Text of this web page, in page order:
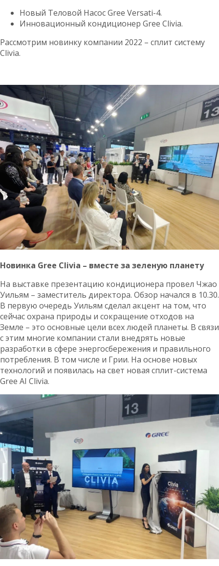
Новый Теловой Насос Gree Versati-4.
Инновационный кондиционер Gree Сlivia.
Рассмотрим новинку компании 2022 – сплит систему
Сliviа.
Новинка Gree Clivia – вместе за зеленую планету
На выставке презентацию кондиционера провел Чжао
Уильям – заместитель директора. Обзор начался в 10.30.
В первую очередь Уильям сделал акцент на том, что
сейчас охрана природы и сокращение отходов на
Земле – это основные цели всех людей планеты. В связи
с этим многие компании стали внедрять новые
разработки в сфере энергосбережения и правильного
потребления. В том числе и Грии. На основе новых
технологий и появилась на свет новая сплит-система
Grее АІ Clіvіa.